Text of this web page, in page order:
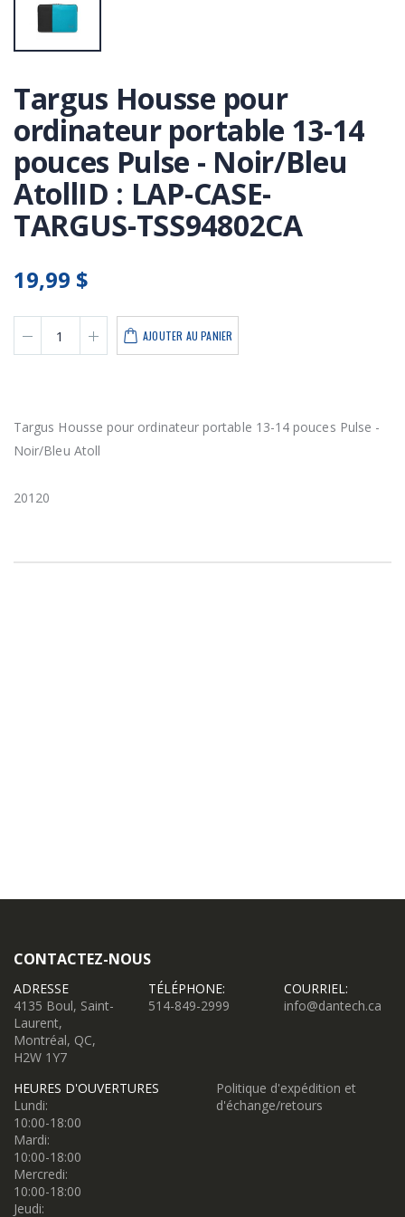
Targus Housse pour
ordinateur portable 13-14
pouces Pulse - Noir/Bleu
AtollID : LAP-CASE-
TARGUS-TSS94802CA
19,99 $
AJOUTER AU PANIER
Targus Housse pour ordinateur portable 13-14 pouces Pulse -
Noir/Bleu Atoll
20120
CONTACTEZ-NOUS
ADRESSE
4135 Boul, Saint-
Laurent,
Montréal, QC,
H2W 1Y7
TÉLÉPHONE:
514-849-2999
COURRIEL:
info@dantech.ca
HEURES D'OUVERTURES
Lundi:
10:00-18:00
Mardi:
10:00-18:00
Mercredi:
10:00-18:00
Jeudi:
Politique d'expédition et
d'échange/retours